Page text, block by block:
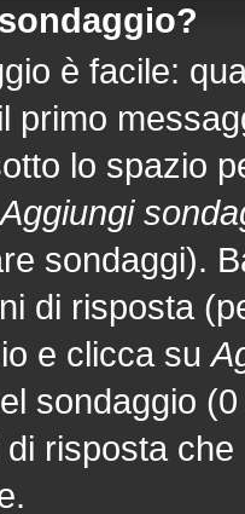
è facile:
primo
lo spazio
Aggiungi
sondaggi).
di risposta
e clicca su
sondaggio
risposta